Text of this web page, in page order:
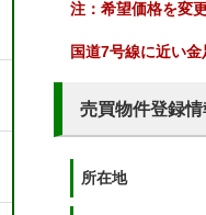
注：希望価格を変
国道7号線に近い
売買物件登録
所在地